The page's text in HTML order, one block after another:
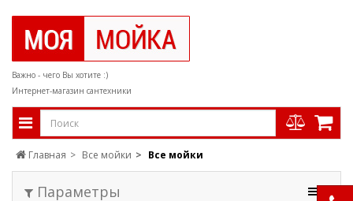
Важно - чего Вы хотите :)
Интернет-магазин сантехники
Главная Все мойки Все мойки
Параметры